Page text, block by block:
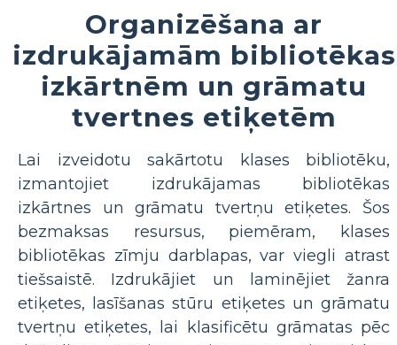
Organizēšana ar
izdrukājamām bibliotēkas
izkārtnēm un grāmatu
tvertnes etiķetēm
Lai izveidotu sakārtotu klases bibliotēku,
izmantojiet izdrukājamas bibliotēkas
izkārtnes un grāmatu tvertņu etiķetes. Šos
bezmaksas resursus, piemēram, klases
bibliotēkas zīmju darblapas, var viegli atrast
tiešsaistē. Izdrukājiet un laminējiet žanra
etiķetes, lasīšanas stūru etiķetes un grāmatu
tvertņu etiķetes, lai klasificētu grāmatas pēc